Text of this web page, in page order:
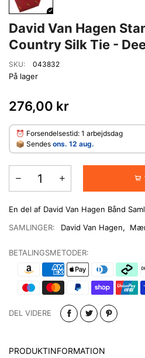
David Van Hagen
Country Silk Tie -
SKU: 043832
På lager
276,00 kr
⏰ Forsendelsestid: 1 arbejdsdag
​📦 Sendes ons. 12 aug.
En del af David Van Hagen Bånd
SAMLINGER:
David Van Hagen,
BETALINGSMETODER:
DEL VIDERE
PRODUKTINFORMATION